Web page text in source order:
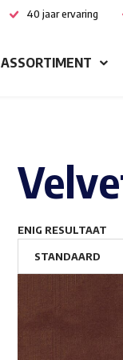
40 jaar ervaring
ASSORTIMENT
ENIG RESULTAAT